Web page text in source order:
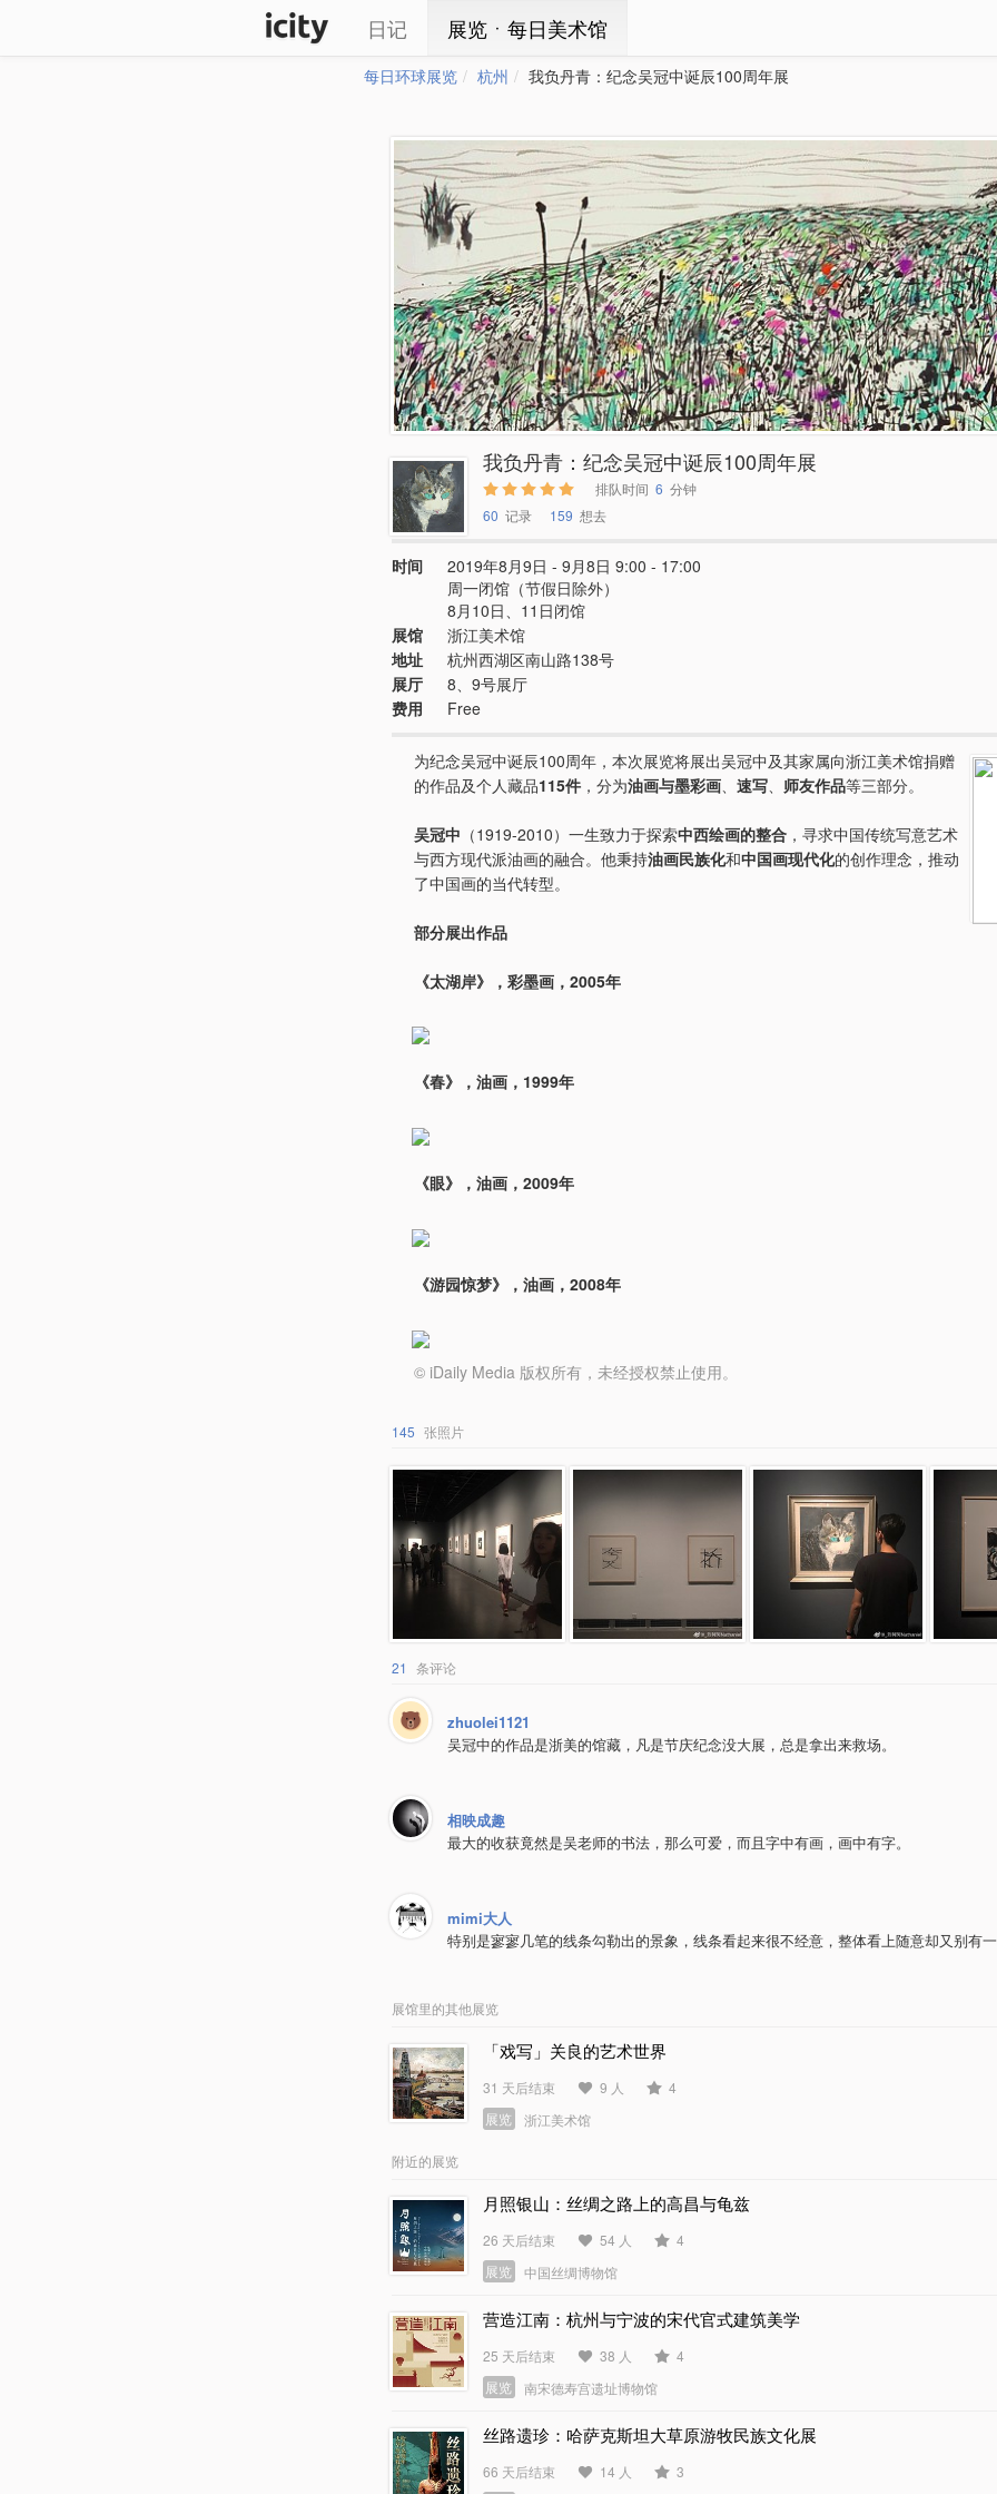
日记 展览ㆍ每日美术馆
每日环球展览 杭州 我负丹青：纪念吴冠中诞辰100周年展
我负丹青：纪念吴冠中诞辰100周年展
排队时间 6 分钟
60 记录 159 想去
时间
2019年8月9日 - 9月8日 9:00 - 17:00
周一闭馆（节假日除外）
8月10日、11日闭馆
展馆
浙江美术馆
地址
杭州西湖区南山路138号
展厅
8、9号展厅
费用
Free
为纪念吴冠中诞辰100周年，本次展览将展出吴冠中及其家属向浙江美术馆捐赠
的作品及个人藏品115件 ，分为油画与墨彩画 速写 师友作品等三部分。
吴冠中 （1919-2010）一生致力于探索中西绘画的整合 ，寻求中国传统写意艺术
与西方现代派油画的融合。他秉持油画民族化和中国画现代化的创作理念，推动
了中国画的当代转型。
部分展出作品
《太湖岸》，彩墨画，2005年
《春》，油画，1999年
《眼》，油画，2009年
《游园惊梦》，油画，2008年
© iDaily Media 版权所有，未经授权禁止使用。
145 张照片
21 条评论
zhuolei1121
吴冠中的作品是浙美的馆藏，凡是节庆纪念没大展，总是拿出来救场。
相映成趣
最大的收获竟然是吴老师的书法，那么可爱，而且字中有画，画中有字。
mimi大人
特别是寥寥几笔的线条勾勒出的景象，线条看起来很不经意，整体看上随意却又别有
展馆里的其他展览
「戏写」关良的艺术世界
31 天后结束 9 人
4
展览
浙江美术馆
附近的展览
月照银山：丝绸之路上的高昌与龟兹
26 天后结束 54 人
4
展览
中国丝绸博物馆
营造江南：杭州与宁波的宋代官式建筑美学
25 天后结束 38 人
4
展览
南宋德寿宫遗址博物馆
丝路遗珍：哈萨克斯坦大草原游牧民族文化展
66 天后结束 14 人
3